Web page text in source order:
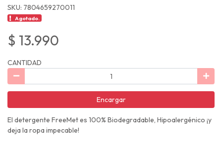
SKU: 7804659270011
Agotado.
$ 13.990
CANTIDAD
Encargar
El detergente FreeMet es 100% Biodegradable, Hipoalergénico ¡y
deja la ropa impecable!